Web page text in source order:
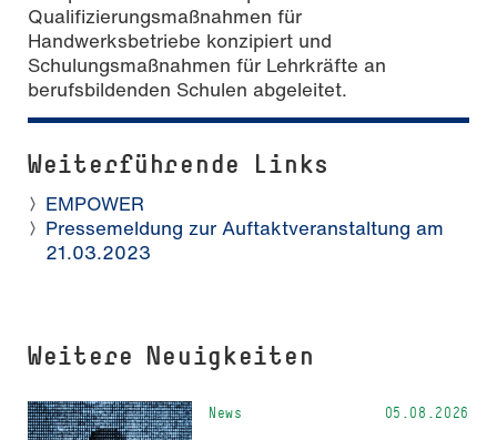
Qualifizierungsmaßnahmen für
Handwerksbetriebe konzipiert und
Schulungsmaßnahmen für Lehrkräfte an
berufsbildenden Schulen abgeleitet.
Weiterführende Links
EMPOWER
Pressemeldung zur Auftaktveranstaltung am
21.03.2023
Weitere Neuigkeiten
News 05.08.2026